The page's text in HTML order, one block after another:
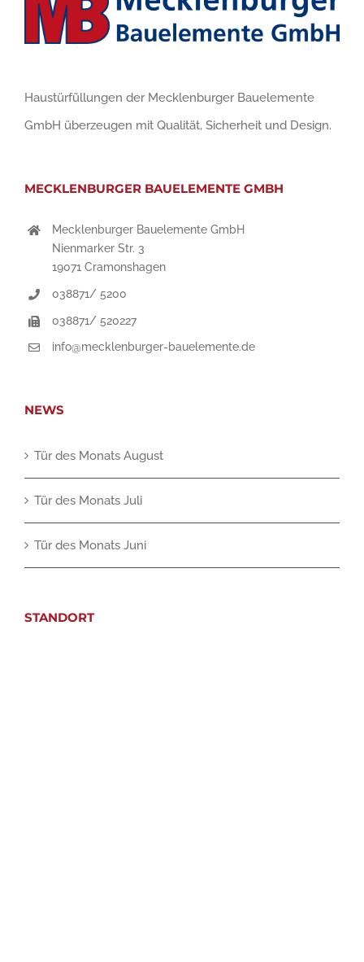
Haustürfüllungen der Mecklenburger Bauelemente
GmbH überzeugen mit Qualität, Sicherheit und Design.
MECKLENBURGER BAUELEMENTE GMBH
Mecklenburger Bauelemente GmbH
Nienmarker Str. 3
19071 Cramonshagen
038871/ 5200
038871/ 520227
info@mecklenburger-bauelemente.de
NEWS
Tür des Monats August
Tür des Monats Juli
Tür des Monats Juni
STANDORT